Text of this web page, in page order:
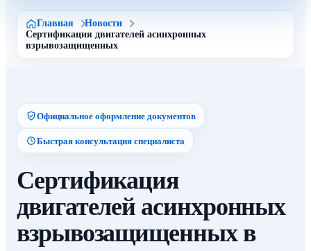
Главная
Новости
Сертификация двигателей асинхронных
взрывозащищенных
Официальное оформление документов
Быстрая консультация специалиста
Сертификация
двигателей асинхронных
взрывозащищенных в